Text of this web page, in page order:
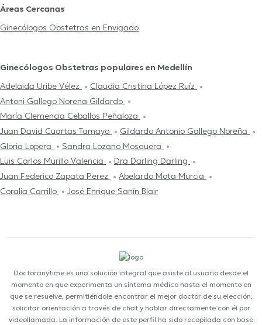
Áreas Cercanas
Ginecólogos Obstetras en Envigado
Ginecólogos Obstetras populares en Medellín
Adelaida Uribe Vélez
Claudia Cristina López Ruíz
Antoni Gallego Norena Gildardo
María Clemencia Ceballos Peñaloza
Juan David Cuartas Tamayo
Gildardo Antonio Gallego Noreña
Gloria Lopera
Sandra Lozano Mosquera
Luis Carlos Murillo Valencia
Dra Darling Darling
Juan Federico Zapata Perez
Abelardo Mota Murcia
Coralia Carrillo
José Enrique Sanín Blair
Doctoranytime es una solución integral que asiste al usuario desde el
momento en que experimenta un síntoma médico hasta el momento en
que se resuelve, permitiéndole encontrar el mejor doctor de su elección,
solicitar orientación a través de chat y hablar directamente con él por
videollamada. La información de este perfil ha sido recopilada con base